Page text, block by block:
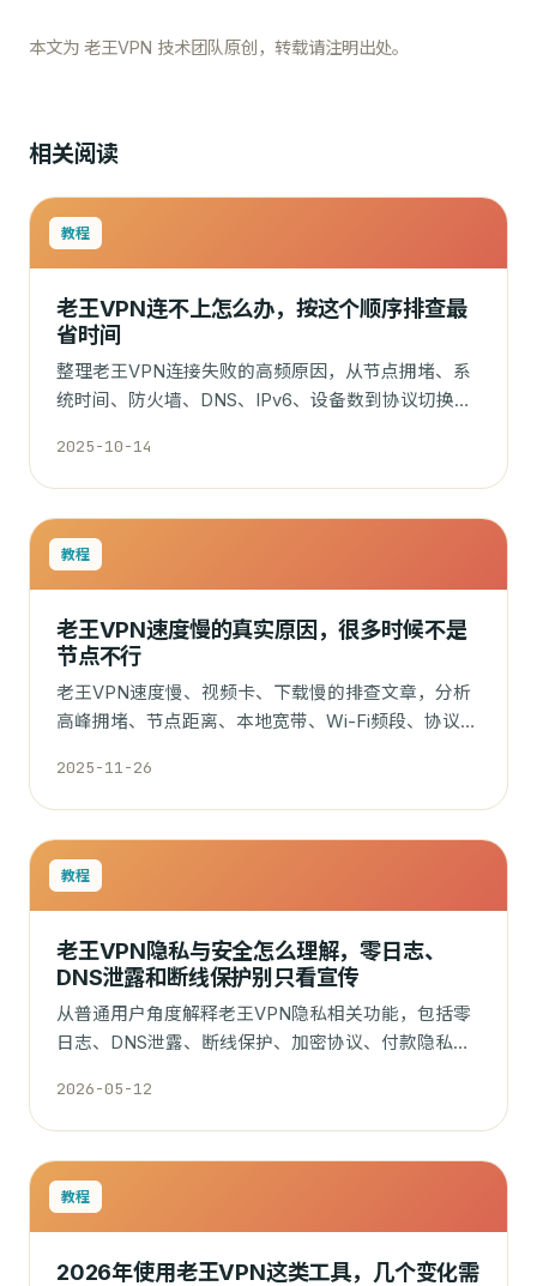
本文为 老王VPN 技术团队原创，转载请注明出处。
相关阅读
教程
老王VPN连不上怎么办，按这个顺序排查最
省时间
整理老王VPN连接失败的高频原因，从节点拥堵、系
统时间、防火墙、DNS、IPv6、设备数到协议切换，
2025-10-14
教程
老王VPN速度慢的真实原因，很多时候不是
节点不行
老王VPN速度慢、视频卡、下载慢的排查文章，分析
高峰拥堵、节点距离、本地宽带、Wi-Fi频段、协议选
2025-11-26
教程
老王VPN隐私与安全怎么理解，零日志、
DNS泄露和断线保护别只看宣传
从普通用户角度解释老王VPN隐私相关功能，包括零
日志、DNS泄露、断线保护、加密协议、付款隐私和
2026-05-12
教程
2026年使用老王VPN这类工具，几个变化需